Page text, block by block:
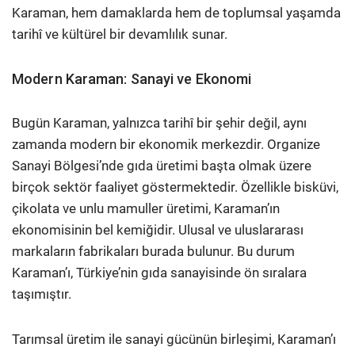
Karaman, hem damaklarda hem de toplumsal yaşamda
tarihî ve kültürel bir devamlılık sunar.
Modern Karaman: Sanayi ve Ekonomi
Bugün Karaman, yalnızca tarihî bir şehir değil, aynı
zamanda modern bir ekonomik merkezdir. Organize
Sanayi Bölgesi’nde gıda üretimi başta olmak üzere
birçok sektör faaliyet göstermektedir. Özellikle bisküvi,
çikolata ve unlu mamuller üretimi, Karaman’ın
ekonomisinin bel kemiğidir. Ulusal ve uluslararası
markaların fabrikaları burada bulunur. Bu durum
Karaman’ı, Türkiye’nin gıda sanayisinde ön sıralara
taşımıştır.
Tarımsal üretim ile sanayi gücünün birleşimi, Karaman’ı